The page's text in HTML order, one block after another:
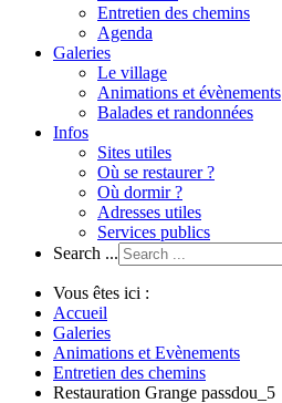
Entretien des chemins
Agenda
Galeries
Le village
Animations et évènements
Balades et randonnées
Infos
Sites utiles
Où se restaurer ?
Où dormir ?
Adresses utiles
Services publics
Search ...
Vous êtes ici :
Accueil
Galeries
Animations et Evènements
Entretien des chemins
Restauration Grange passdou_5